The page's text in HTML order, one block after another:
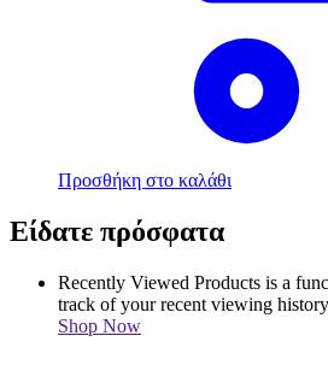
Προσθήκη στο καλάθι
Είδατε πρόσφατα
Recently Viewed Products is a
track of your recent viewing
Shop Now